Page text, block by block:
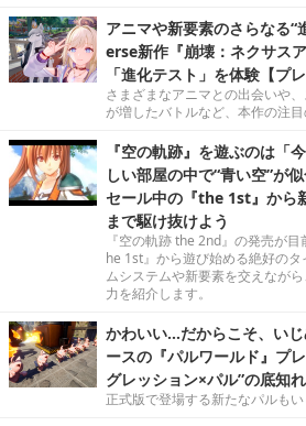
アニマや新要素のさらなる
erse新作『崩壊：ネクサス
「進化テスト」を体験【プレ
さまざまなアニマとの出会いや
が増したバトルなど、本作の注
『空の軌跡』を遊ぶのは「
しい部屋の中で“青い空”が
セール中の『the 1st』から
まで駆け抜けよう
『空の軌跡 the 2nd』の発売が
he 1st』から遊び始める絶好の
ムシステムや新要素を交えなが
力を紹介します。
かわいい…だからこそ、い
ースの『パルワールド』プ
グレッション×パル”の底知
正式版で登場する新たなパルもい